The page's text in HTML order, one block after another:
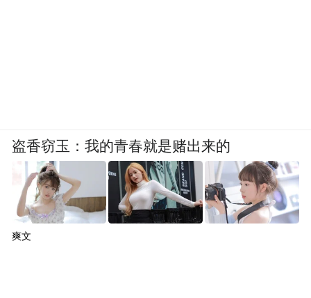
盗香窃玉：我的青春就是赌出来的
爽文